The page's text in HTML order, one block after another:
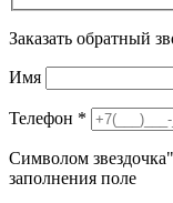
Заказать обратный
Имя
Телефон *
Символом
заполнения поле